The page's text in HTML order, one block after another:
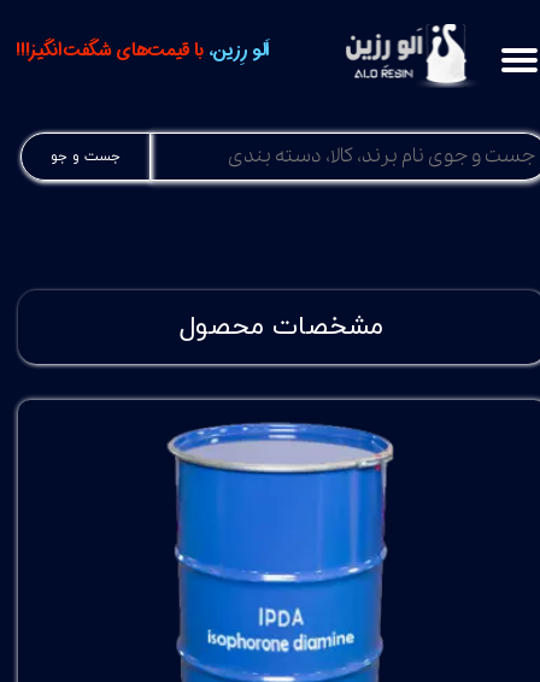
جست و جو
اَلو رِزین، با قیمت‌های شگفت‌انگیز!!!
مشخصات محصول